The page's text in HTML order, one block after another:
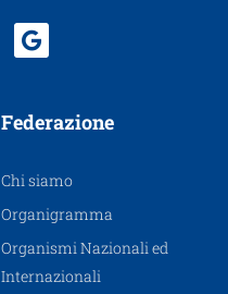
Federazione
Chi siamo
Organigramma
Organismi Nazionali ed
Internazionali